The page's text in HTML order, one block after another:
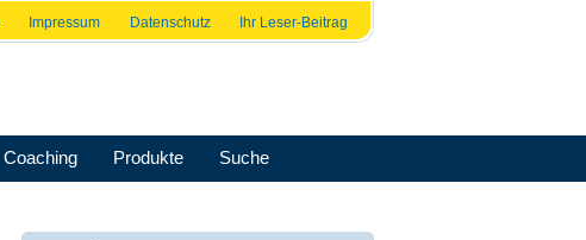
Impressum Datenschutz Ihr Leser-Beitrag
Coaching Produkte Suche